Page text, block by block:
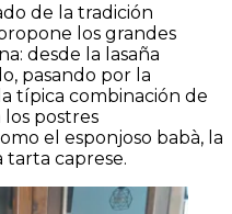
de la tradición
los grandes
desde la lasaña
pasando por la
típica combinación de
postres
el esponjoso babà, la
tarta caprese.